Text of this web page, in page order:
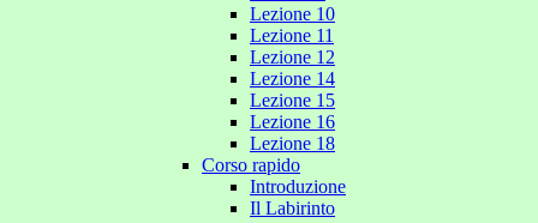
Lezione 10
Lezione 11
Lezione 12
Lezione 14
Lezione 15
Lezione 16
Lezione 18
Corso rapido
Introduzione
Il Labirinto